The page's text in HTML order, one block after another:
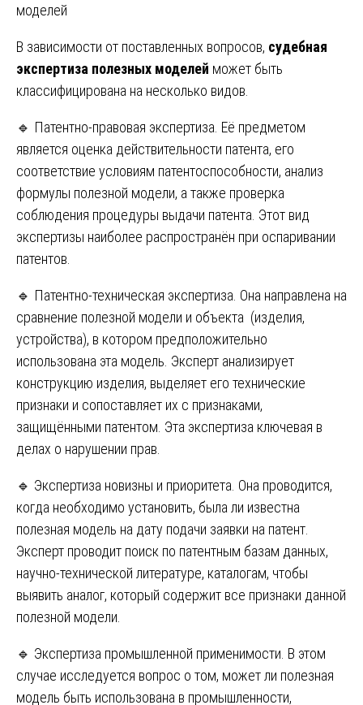
моделей
В зависимости от поставленных вопросов, судебная
экспертиза полезных моделей может быть
классифицирована на несколько видов.
🔹 Патентно-правовая экспертиза. Её предметом
является оценка действительности патента, его
соответствие условиям патентоспособности, анализ
формулы полезной модели, а также проверка
соблюдения процедуры выдачи патента. Этот вид
экспертизы наиболее распространён при оспаривании
патентов.
🔹 Патентно-техническая экспертиза. Она направлена на
сравнение полезной модели и объекта (изделия,
устройства), в котором предположительно
использована эта модель. Эксперт анализирует
конструкцию изделия, выделяет его технические
признаки и сопоставляет их с признаками,
защищёнными патентом. Эта экспертиза ключевая в
делах о нарушении прав.
🔹 Экспертиза новизны и приоритета. Она проводится,
когда необходимо установить, была ли известна
полезная модель на дату подачи заявки на патент.
Эксперт проводит поиск по патентным базам данных,
научно-технической литературе, каталогам, чтобы
выявить аналог, который содержит все признаки данной
полезной модели.
🔹 Экспертиза промышленной применимости. В этом
случае исследуется вопрос о том, может ли полезная
модель быть использована в промышленности,